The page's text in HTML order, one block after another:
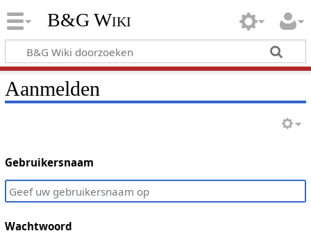
B&G Wiki
Aanmelden
Gebruikersnaam
Wachtwoord